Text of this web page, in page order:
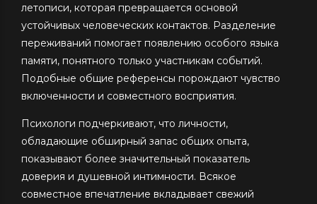
летописи, которая превращается основой
устойчивых человеческих контактов. Разделение
переживаний помогает появлению особого языка
памяти, понятного только участникам событий.
Подобные общие референсы порождают чувство
включенности и совместного восприятия.
Психологи подчеркивают, что личности,
обладающие обширный запас общих опыта,
показывают более значительный показатель
доверия и душевной интимности. Всякое
совместное впечатление вкладывает свежий